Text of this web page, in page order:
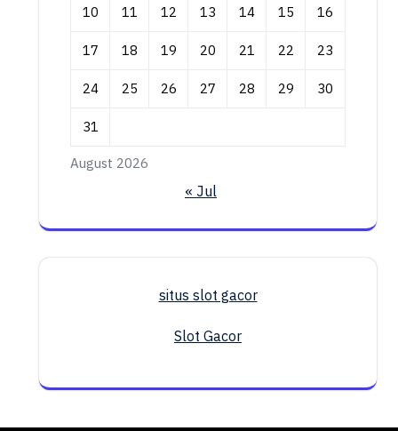
August 2026
10 11 12 13 14 15 16
17 18 19 20 21 22 23
24 25 26 27 28 29 30
31
« Jul
situs slot gacor
Slot Gacor